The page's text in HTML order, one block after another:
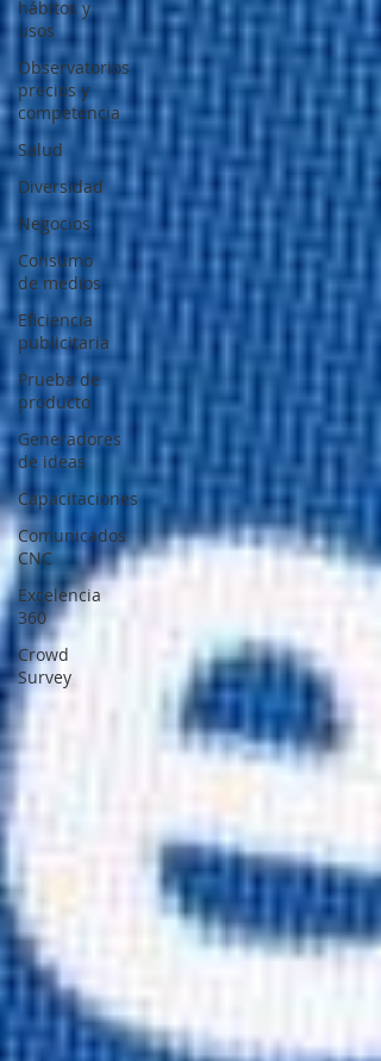
hábitos y
usos
Observatorios
precios y
competencia
Salud
Diversidad
Negocios
Consumo
de medios
Eficiencia
publicitaria
Prueba de
producto
Generadores
de ideas
Capacitaciones
Comunicados
CNC
Excelencia
360
Crowd
Survey